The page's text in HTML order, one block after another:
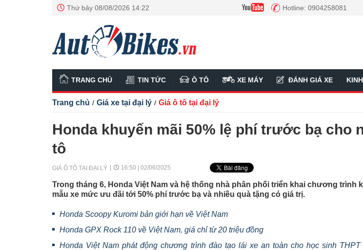
Thứ bảy 08/08/2026 14:22 Hotline: 0904258081
TRANG CHỦ TIN TỨC Ô TÔ XE MÁY ĐÁNH GIÁ XE
Trang chủ / Giá xe tại đại lý / Giá ô tô tại đại lý
Honda khuyến mãi 50% lệ phí trước bạ cho
tô
GIÁ Ô TÔ TẠI ĐẠI LÝ 16:50 | 02/06/2025
Trong tháng 6, Honda Việt Nam và hệ thống nhà phân phối triển khai chương trình
mẫu xe mức ưu đãi tới 50% phí trước bạ và nhiều quà tặng có giá trị.
Honda Scoopy Kuromi bản giới hạn về Việt Nam
Honda GPX Rock 110 về Việt Nam, giá chỉ từ 20 triệu đồng
Honda Việt Nam phát động chương trình đào tạo lái xe an toàn cho học sinh